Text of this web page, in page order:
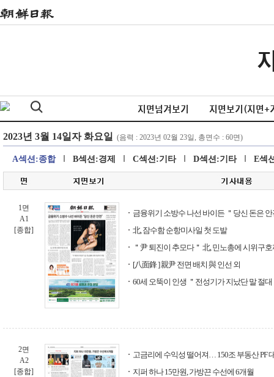
지면넘겨보기 지면보기(지면+
A섹션:종합 B섹션:경제 C섹션:기타 D섹션:기타 E섹
1면
A1
[종합]
금융위기 소방수 나선 바이든 ＂당신 돈은
北, 잠수함 순항미사일 첫 도발
＂尹 퇴진이 추모다＂ 北, 민노총에 시위구
[八面鋒 ] 親尹 전면 배치 與 인선 외
60세 오뚝이 인생 ＂전성기가 지났단 말 절
2면
A2
[종합]
고금리에 수익성 떨어져… 150조 부동산 PF
지퍼 하나 15만원, 가방끈 수선에 6개월